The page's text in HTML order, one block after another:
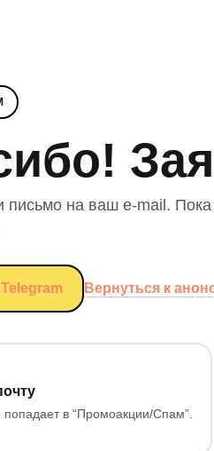
на ваш e-mail. Пока
Вернуться к
попадает в “Промоакции/Спам”.